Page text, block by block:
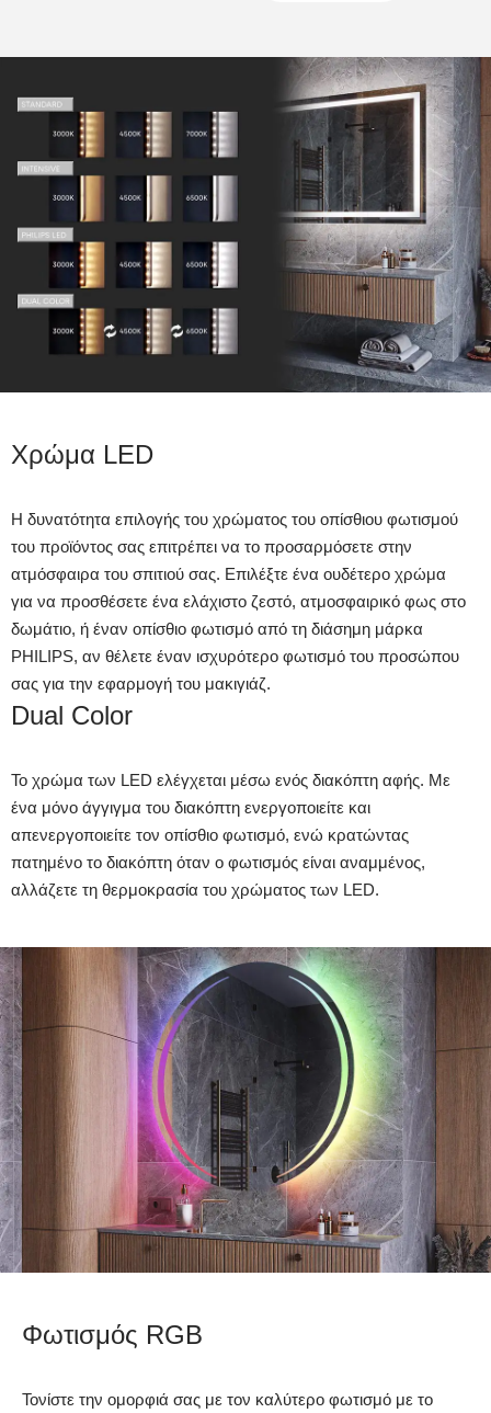
Χρώμα LED
Η δυνατότητα επιλογής του χρώματος του οπίσθιου φωτισμού
του προϊόντος σας επιτρέπει να το προσαρμόσετε στην
ατμόσφαιρα του σπιτιού σας. Επιλέξτε ένα ουδέτερο χρώμα
για να προσθέσετε ένα ελάχιστο ζεστό, ατμοσφαιρικό φως στο
δωμάτιο, ή έναν οπίσθιο φωτισμό από τη διάσημη μάρκα
PHILIPS, αν θέλετε έναν ισχυρότερο φωτισμό του προσώπου
σας για την εφαρμογή του μακιγιάζ.
Dual Color
Το χρώμα των LED ελέγχεται μέσω ενός διακόπτη αφής. Με
ένα μόνο άγγιγμα του διακόπτη ενεργοποιείτε και
απενεργοποιείτε τον οπίσθιο φωτισμό, ενώ κρατώντας
πατημένο το διακόπτη όταν ο φωτισμός είναι αναμμένος,
αλλάζετε τη θερμοκρασία του χρώματος των LED.
Φωτισμός RGB
Τονίστε την ομορφιά σας με τον καλύτερο φωτισμό με το